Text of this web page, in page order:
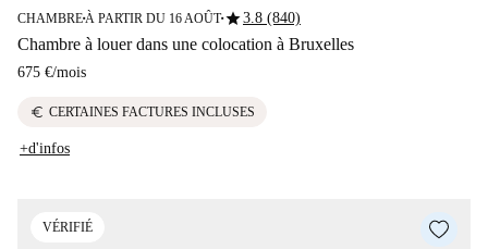
CHAMBRE■À PARTIR DU 16 AOÛT■star3.8 (840)
Chambre à louer dans une colocation à Bruxelles
675 €/mois
euro CERTAINES FACTURES INCLUSES
+d'infos
VÉRIFIÉ